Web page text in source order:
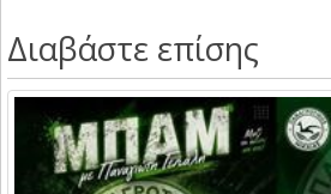
Διαβάστε επίσης